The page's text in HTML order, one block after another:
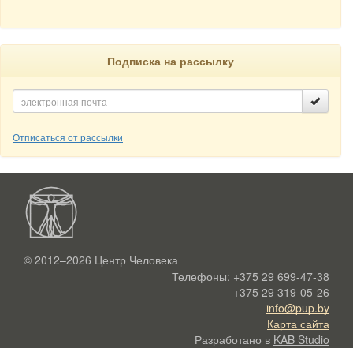
Подписка на рассылку
Отписаться от рассылки
© 2012–2026 Центр Человека
Телефоны: +375 29 699-47-38
+375 29 319-05-26
info@pup.by
Карта сайта
Разработано в KAB Studio